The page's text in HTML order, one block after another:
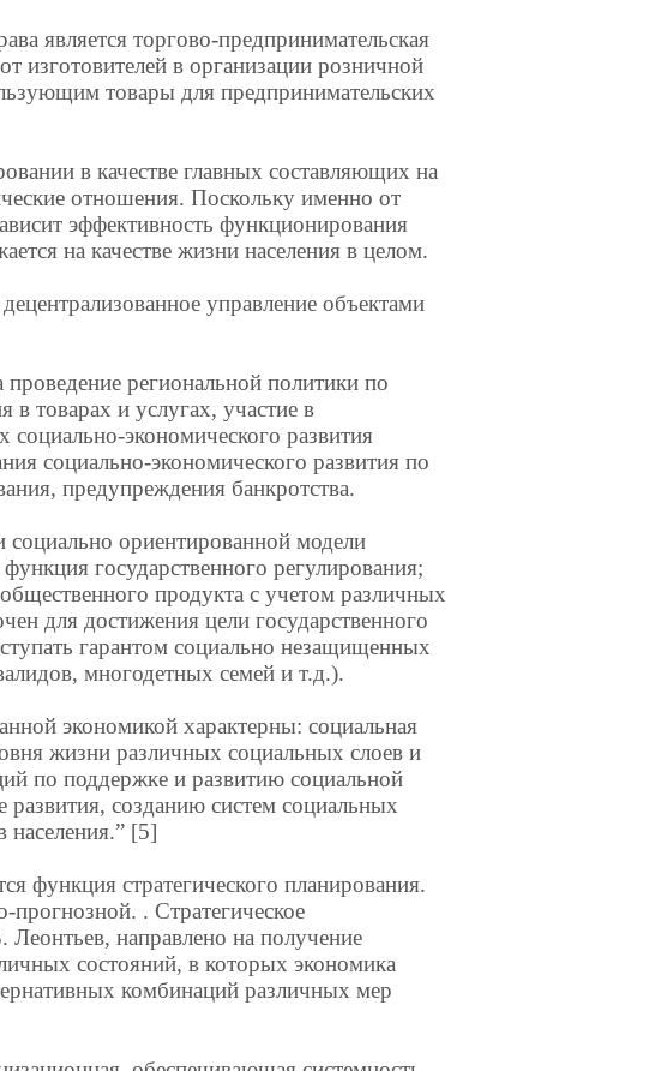
является торгово-предпринимательская
изготовителей в организации розничной
товары для предпринимательских
в качестве главных составляющих на
отношения. Поскольку именно от
эффективность функционирования
на качестве жизни населения в целом.
управление объектами
региональной политики по
в товарах и услугах, участие в
экономического развития
социально-экономического развития по
предупреждения банкротства.
социально ориентированной модели
государственного регулирования;
продукта с учетом различных
для достижения цели государственного
гарантом социально незащищенных
многодетных семей и т.д.).
экономикой характерны: социальная
жизни различных социальных слоев и
по поддержке и развитию социальной
созданию систем социальных
населения.” [5]
функция стратегического планирования.
прогнозной. . Стратегическое
Леонтьев, направлено на получение
состояний, в которых экономика
комбинаций различных мер